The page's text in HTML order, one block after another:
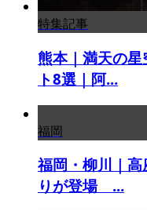
特集記事
熊本｜満天の
ト8選｜阿...
福岡
福岡・柳川｜
りが登場 ...